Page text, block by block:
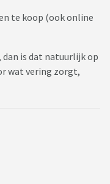
te koop (ook online
dan is dat natuurlijk op
wat vering zorgt,